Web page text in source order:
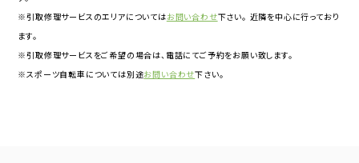
※引取修理サービスのエリアについてはお問い合わせ下さい。 近隣を中心に行っており
ます。
※引取修理サービスをご希望の場合は、電話にてご予約をお願い致します。
※スポーツ自転車については別途お問い合わせ下さい。